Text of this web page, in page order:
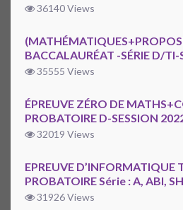
36140 Views
BACCALAURÉAT -SÉRIE D/TI-
35555 Views
ÉPREUVE ZÉRO DE
PROBATOIRE D-SESSION
32019 Views
EPREUVE D’INFORMATIQUE
PROBATOIRE Série : A, ABI,
31926 Views